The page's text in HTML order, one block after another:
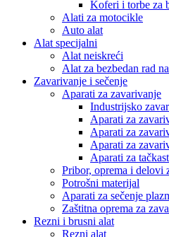
Koferi i torbe za
Alati za motocikle
Auto alat
Alat specijalni
Alat neiskreći
Alat za bezbedan rad
Zavarivanje i sečenje
Aparati za zavarivanje
Industrijsko
Aparati za
Aparati za
Aparati za
Aparati za
Pribor, oprema i delovi
Potrošni materijal
Aparati za sečenje
Zaštitna oprema za
Rezni i brusni alat
Rezni alat